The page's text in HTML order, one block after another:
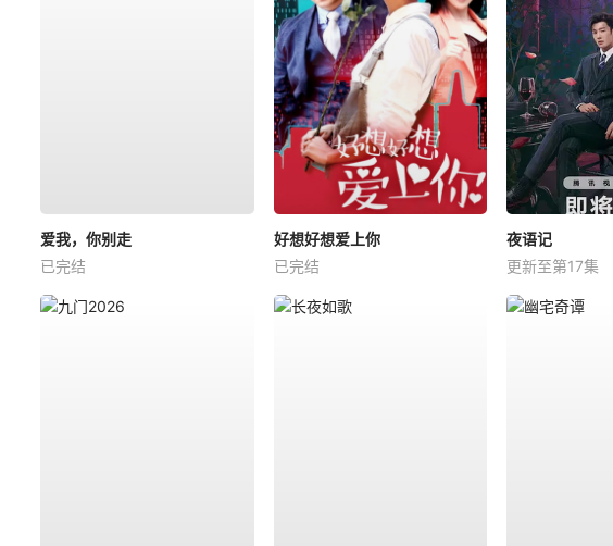
爱我，你别走
已完结
好想好想爱上你
已完结
夜语记
更新至第17集